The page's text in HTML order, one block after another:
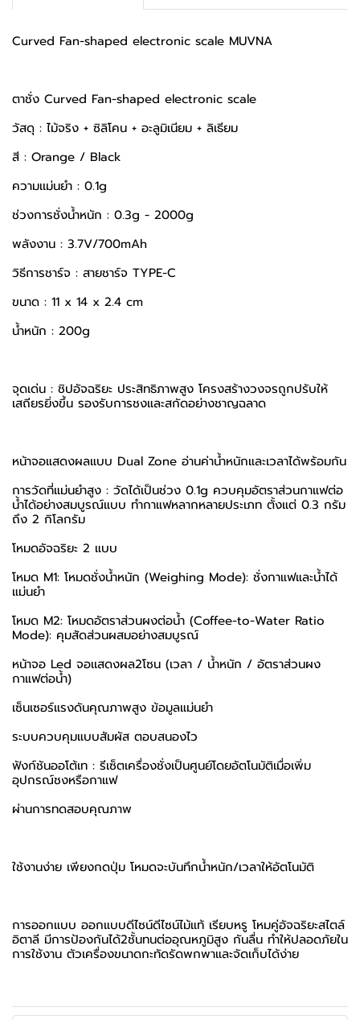
Curved Fan-shaped electronic scale MUVNA
ตาชั่ง Curved Fan-shaped electronic scale
วัสดุ : ไม้จริง + ซิลิโคน + อะลูมิเนียม + ลิเธียม
สี : Orange / Black
ความเเม่นยำ : 0.1g
ช่วงการชั่งน้ำหนัก : 0.3g - 2000g
พลังงาน : 3.7V/700mAh
วิธีการชาร์จ : สายชาร์จ TYPE-C
ขนาด : 11 x 14 x 2.4 cm
น้ำหนัก : 200g
จุดเด่น : ชิปอัจฉริยะ ประสิทธิภาพสูง โครงสร้างวงจรถูกปรับให้
เสถียรยิ่งขึ้น รองรับการชงและสกัดอย่างชาญฉลาด
หน้าจอแสดงผลแบบ Dual Zone อ่านค่าน้ำหนักและเวลาได้พร้อมกัน
การวัดที่แม่นยำสูง : วัดได้เป็นช่วง 0.1g ควบคุมอัตราส่วนกาแฟต่อ
น้ำได้อย่างสมบูรณ์แบบ ทำกาแฟหลากหลายประเภท ตั้งแต่ 0.3 กรัม
ถึง 2 กิโลกรัม
โหมดอัจฉริยะ 2 แบบ
โหมด M1: โหมดชั่งน้ำหนัก (Weighing Mode): ชั่งกาแฟและน้ำได้
แม่นยำ
โหมด M2: โหมดอัตราส่วนผงต่อน้ำ (Coffee-to-Water Ratio
Mode): คุมสัดส่วนผสมอย่างสมบูรณ์
หน้าจอ Led จอเเสดงผล2โซน (เวลา / น้ำหนัก / อัตราส่วนผง
กาแฟต่อน้ำ)
เซ็นเซอร์แรงดันคุณภาพสูง ข้อมูลแม่นยำ
ระบบควบคุมแบบสัมผัส ตอบสนองไว
ฟังก์ชันออโต้เท : รีเซ็ตเครื่องชั่งเป็นศูนย์โดยอัตโนมัติเมื่อเพิ่ม
อุปกรณ์ชงหรือกาแฟ
ผ่านการทดสอบคุณภาพ
ใช้งานง่าย เพียงกดปุ่ม โหมดจะบันทึกน้ำหนัก/เวลาให้อัตโนมัติ
การออกแบบ ออกแบบดีไซน์ดีไซน์ไม้แท้ เรียบหรู โหมคู่อัจฉริยะสไตล์
อิตาลี มีการป้องกันได้2ชั้นทนต่ออุณหภูมิสูง กันลื่น ทำให้ปลอดภัยใน
การใช้งาน ตัวเครื่องขนาดกะทัดรัดพกพาและจัดเก็บได้ง่าย